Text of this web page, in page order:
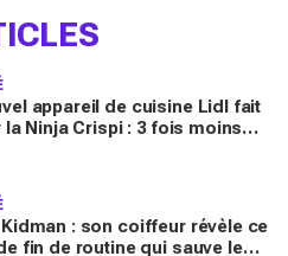
appareil de cuisine Lidl fait
la Ninja Crispi : 3 fois moins
: son coiffeur révèle ce
fin de routine qui sauve les